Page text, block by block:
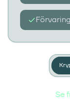
VIP
Se